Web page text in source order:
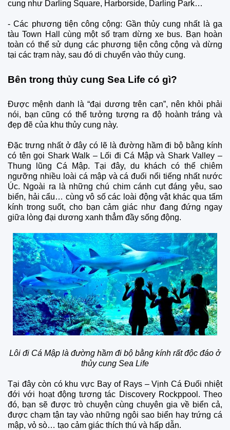
cung như Darling Square, Harborside, Darling Park…
- Các phương tiện công cộng: Gần thủy cung nhất là ga
tàu Town Hall cùng một số trạm dừng xe bus. Bạn hoàn
toàn có thể sử dụng các phương tiện công cộng và dừng
tại các trạm này, sau đó di chuyển vào thủy cung.
Bên trong thủy cung Sea Life có gì?
Được mệnh danh là “đại dương trên cạn”, nên khỏi phải
nói, bạn cũng có thể tưởng tượng ra độ hoành tráng và
đẹp đẽ của khu thủy cung này.
Đặc trưng nhất ở đây có lẽ là đường hầm đi bộ bằng kính
có tên gọi Shark Walk – Lối đi Cá Mập và Shark Valley –
Thung lũng Cá Mập. Tại đây, du khách có thể chiêm
ngưỡng nhiều loài cá mập và cá đuối nổi tiếng nhất nước
Úc. Ngoài ra là những chú chim cánh cụt đáng yêu, sao
biển, hải cẩu… cùng vô số các loài động vật khác qua tấm
kính trong suốt, cho bạn cảm giác như đang đứng ngay
giữa lòng đại dương xanh thẳm đầy sống động.
Lôi đi Cá Mập là đường hầm đi bộ bằng kính rất độc đáo ở
thủy cung Sea Life
Tại đây còn có khu vực Bay of Rays – Vịnh Cá Đuối nhiệt
đới với hoạt động tương tác Discovery Rockppool. Theo
đó, bạn sẽ được trò chuyện cùng chuyên gia về biển cả,
được chạm tận tay vào những ngôi sao biển hay trứng cá
mập, vỏ sò… tạo cảm giác thích thú và hấp dẫn.